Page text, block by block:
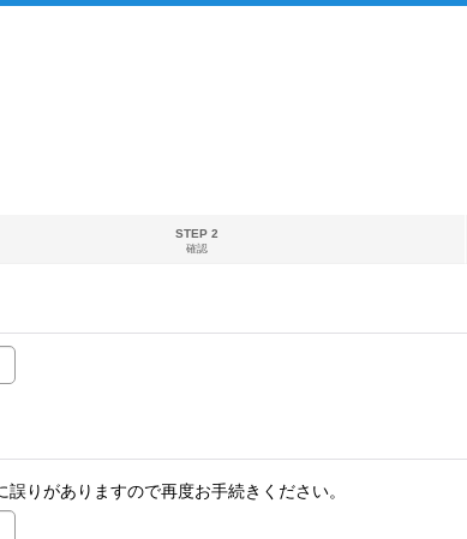
STEP 2
確認
りがありますので再度お手続きください。